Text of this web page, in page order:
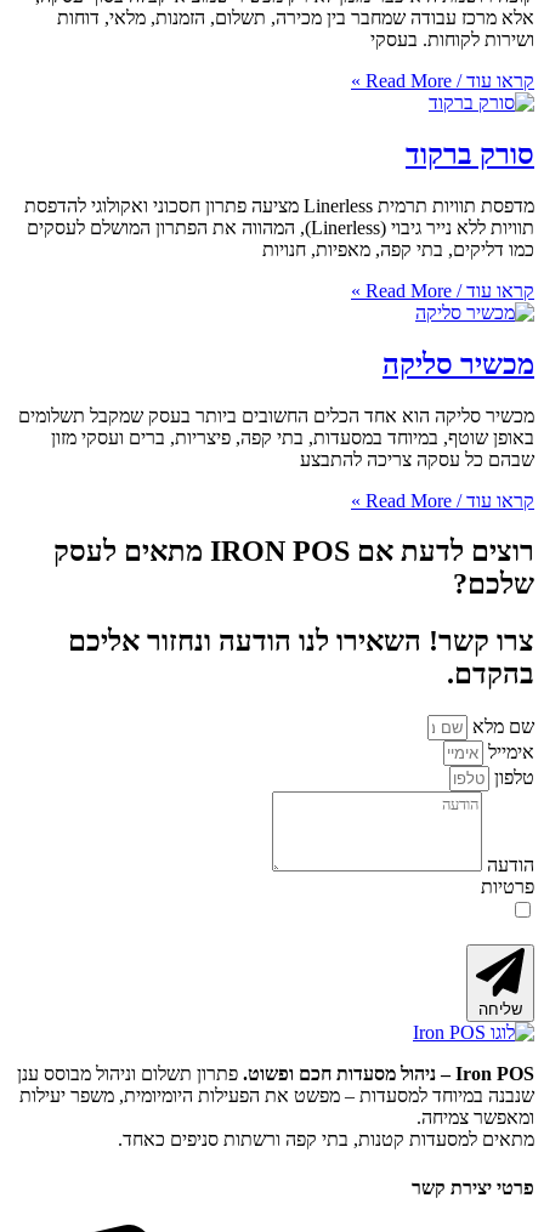
שמחבר בין מכירה, תשלום, הזמנות, מלאי, דוחות
בעסקי
מדפסת תוויות תרמית Linerless מציעה פתרון חסכוני ואקולוגי להדפסת
תוויות ללא נייר גיבוי (Linerless), המהווה את הפתרון המושלם לעסקים
קפה, מאפיות, חנויות
אחד הכלים החשובים ביותר בעסק שמקבל תשלומים
במסעדות, בתי קפה, פיצריות, ברים ועסקי מזון
צריכה להתבצע
רוצים לדעת אם IRON POS מתאים לעסק
לנו הודעה ונחזור אליכם
שקראתי ומסכים/ה ל-
פתרון תשלום וניהול מבוסס ענן
– מפשט את הפעילות היומיומית, משפר יעילות
קטנות, בתי קפה ורשתות סניפים כאחד.